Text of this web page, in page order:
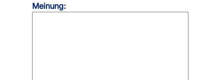
Meinung: